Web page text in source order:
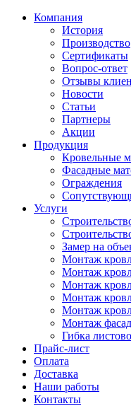
Компания
История
Производство
Сертификаты
Вопрос-ответ
Отзывы
Новости
Статьи
Партнеры
Акции
Продукция
Кровельные
Фасадные
Ограждения
Услуги
Замер на
Монтаж
Монтаж
Монтаж
Монтаж
Монтаж
Монтаж
Гибка
Прайс-лист
Оплата
Доставка
Наши работы
Контакты